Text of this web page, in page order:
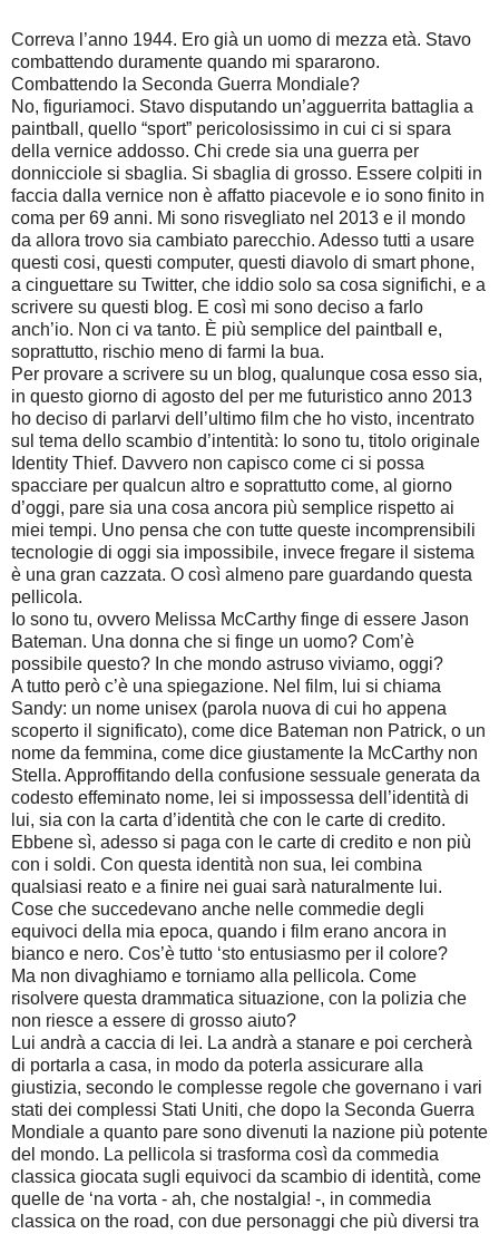
Correva l’anno 1944. Ero già un uomo di mezza età. Stavo
combattendo duramente quando mi spararono.
Combattendo la Seconda Guerra Mondiale?
No, figuriamoci. Stavo disputando un’agguerrita battaglia a
paintball, quello “sport” pericolosissimo in cui ci si spara
della vernice addosso. Chi crede sia una guerra per
donnicciole si sbaglia. Si sbaglia di grosso. Essere colpiti in
faccia dalla vernice non è affatto piacevole e io sono finito in
coma per 69 anni. Mi sono risvegliato nel 2013 e il mondo
da allora trovo sia cambiato parecchio. Adesso tutti a usare
questi cosi, questi computer, questi diavolo di smart phone,
a cinguettare su Twitter, che iddio solo sa cosa significhi, e a
scrivere su questi blog. E così mi sono deciso a farlo
anch’io. Non ci va tanto. È più semplice del paintball e,
soprattutto, rischio meno di farmi la bua.
Per provare a scrivere su un blog, qualunque cosa esso sia,
in questo giorno di agosto del per me futuristico anno 2013
ho deciso di parlarvi dell’ultimo film che ho visto, incentrato
sul tema dello scambio d’intentità: Io sono tu, titolo originale
Identity Thief. Davvero non capisco come ci si possa
spacciare per qualcun altro e soprattutto come, al giorno
d’oggi, pare sia una cosa ancora più semplice rispetto ai
miei tempi. Uno pensa che con tutte queste incomprensibili
tecnologie di oggi sia impossibile, invece fregare il sistema
è una gran cazzata. O così almeno pare guardando questa
pellicola.
Io sono tu, ovvero Melissa McCarthy finge di essere Jason
Bateman. Una donna che si finge un uomo? Com’è
possibile questo? In che mondo astruso viviamo, oggi?
A tutto però c’è una spiegazione. Nel film, lui si chiama
Sandy: un nome unisex (parola nuova di cui ho appena
scoperto il significato), come dice Bateman non Patrick, o un
nome da femmina, come dice giustamente la McCarthy non
Stella. Approffitando della confusione sessuale generata da
codesto effeminato nome, lei si impossessa dell’identità di
lui, sia con la carta d’identità che con le carte di credito.
Ebbene sì, adesso si paga con le carte di credito e non più
con i soldi. Con questa identità non sua, lei combina
qualsiasi reato e a finire nei guai sarà naturalmente lui.
Cose che succedevano anche nelle commedie degli
equivoci della mia epoca, quando i film erano ancora in
bianco e nero. Cos’è tutto ‘sto entusiasmo per il colore?
Ma non divaghiamo e torniamo alla pellicola. Come
risolvere questa drammatica situazione, con la polizia che
non riesce a essere di grosso aiuto?
Lui andrà a caccia di lei. La andrà a stanare e poi cercherà
di portarla a casa, in modo da poterla assicurare alla
giustizia, secondo le complesse regole che governano i vari
stati dei complessi Stati Uniti, che dopo la Seconda Guerra
Mondiale a quanto pare sono divenuti la nazione più potente
del mondo. La pellicola si trasforma così da commedia
classica giocata sugli equivoci da scambio di identità, come
quelle de ‘na vorta - ah, che nostalgia! -, in commedia
classica on the road, con due personaggi che più diversi tra